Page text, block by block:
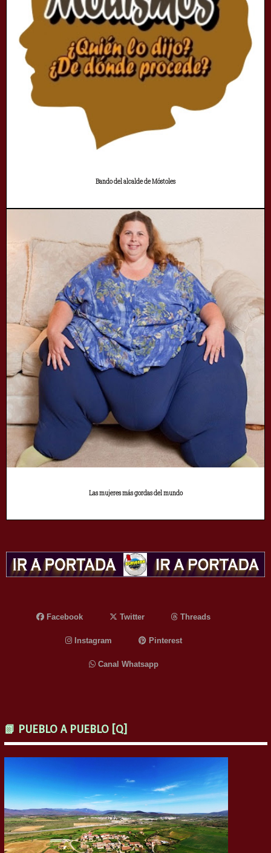
Bando del alcalde de Móstoles
Las mujeres más gordas del mundo
Facebook Twitter Threads
Instagram Pinterest
Canal Whatsapp
📗 PUEBLO A PUEBLO [Q]